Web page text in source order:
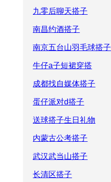
九零后聊天搭子
南昌约酒搭子
南京五台山羽毛球搭子
牛仔a子短裙穿搭
成都找自媒体搭子
蛋仔派对d搭子
送球搭子生日礼物
内蒙古公考搭子
武汉武当山搭子
长清区搭子